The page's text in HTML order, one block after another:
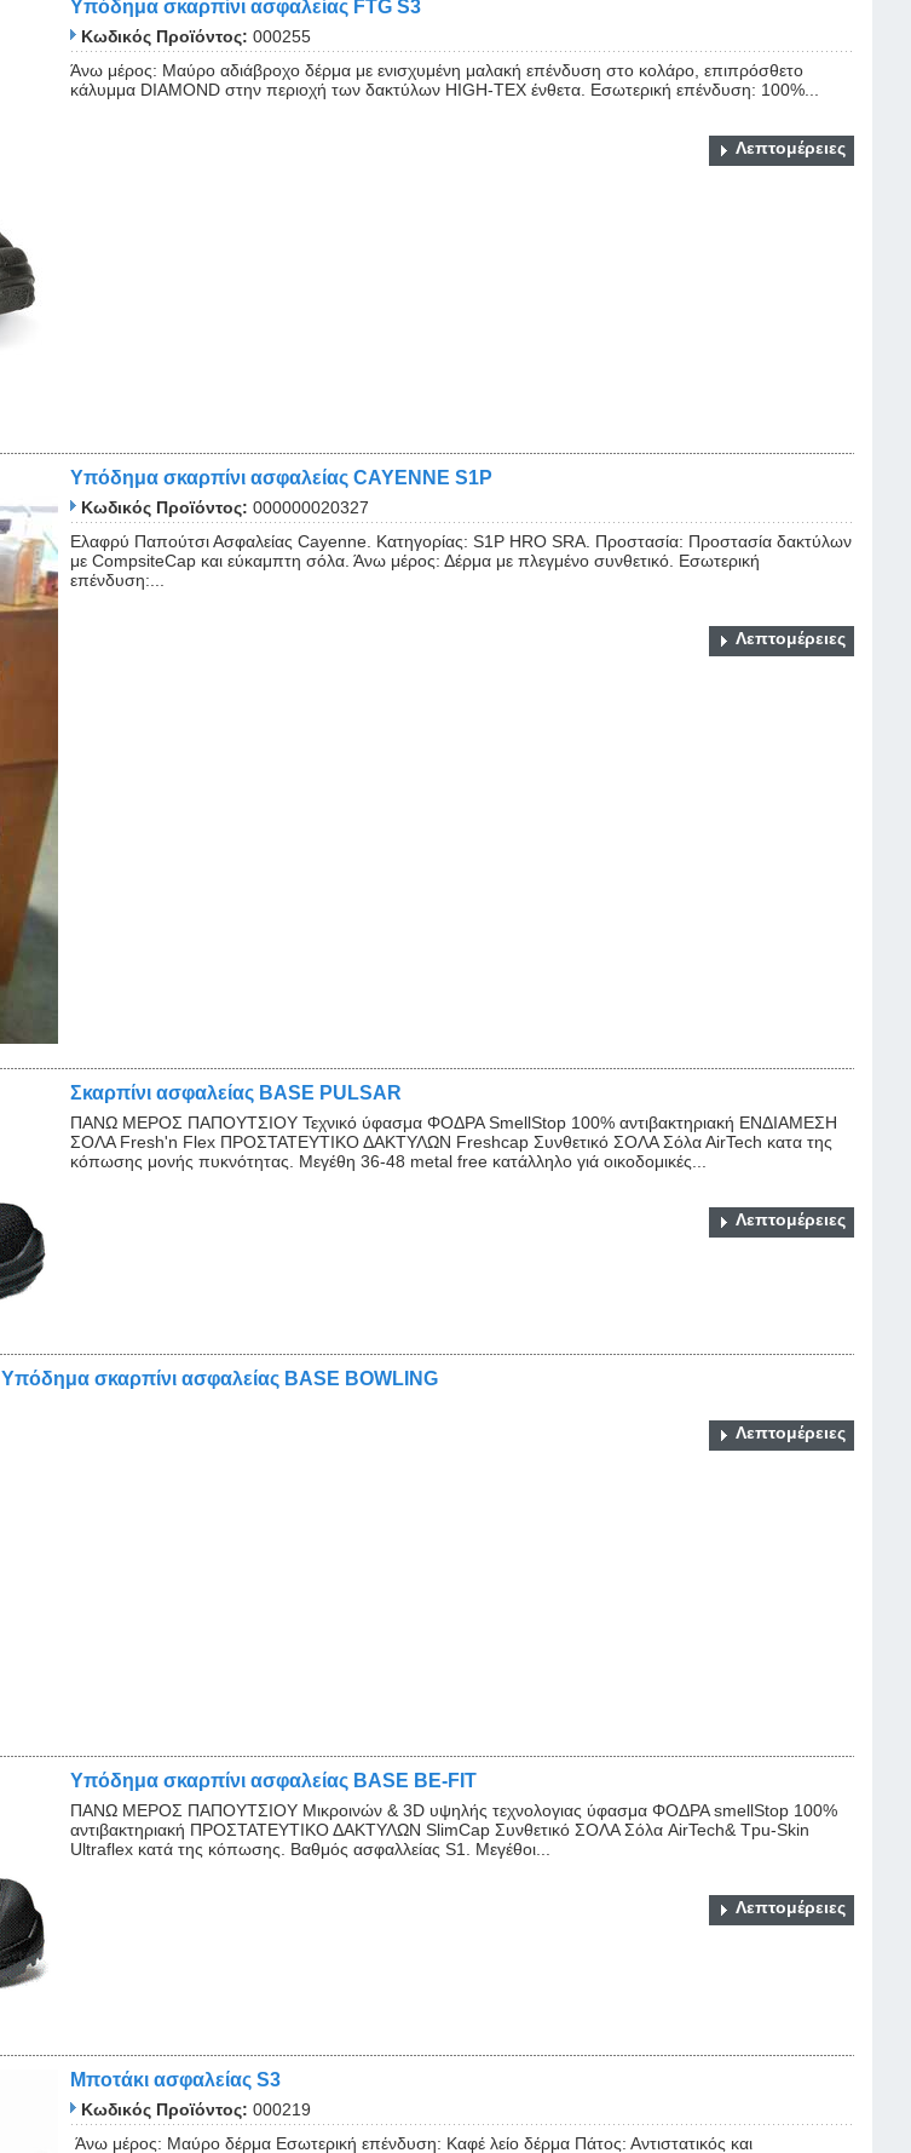
Υπόδημα σκαρπίνι ασφαλείας FTG S3
Κωδικός Προϊόντος: 000255
Άνω μέρος: Μαύρο αδιάβροχο δέρμα με ενισχυμένη μαλακή επένδυση στο κολάρο, επιπρόσθετο
κάλυμμα DIAMOND στην περιοχή των δακτύλων HIGH-TEX ένθετα. Εσωτερική επένδυση: 100%...
Λεπτομέρειες
Υπόδημα σκαρπίνι ασφαλείας CAYENNE S1P
Κωδικός Προϊόντος: 000000020327
Ελαφρύ Παπούτσι Ασφαλείας Cayenne. Κατηγορίας: S1P HRO SRA. Προστασία: Προστασία δακτύλων
με CompsiteCap και εύκαμπτη σόλα. Άνω μέρος: Δέρμα με πλεγμένο συνθετικό. Εσωτερική
επένδυση:...
Λεπτομέρειες
Σκαρπίνι ασφαλείας BASE PULSAR
ΠΑΝΩ ΜΕΡΟΣ ΠΑΠΟΥΤΣΙΟΥ Τεχνικό ύφασμα ΦΟΔΡΑ SmellStop 100% αντιβακτηριακή ΕΝΔΙΑΜΕΣΗ
ΣΟΛΑ Fresh'n Flex ΠΡΟΣΤΑΤΕΥΤΙΚΟ ΔΑΚΤΥΛΩΝ Freshcap Συνθετικό ΣΟΛΑ Σόλα ΑirTech κατα της
κόπωσης μονής πυκνότητας. Μεγέθη 36-48 metal free κατάλληλο γιά οικοδομικές...
Λεπτομέρειες
Υπόδημα σκαρπίνι ασφαλείας BASE BOWLING
Λεπτομέρειες
Υπόδημα σκαρπίνι ασφαλείας BASE BE-FIT
ΠΑΝΩ ΜΕΡΟΣ ΠΑΠΟΥΤΣΙΟΥ Μικροινών & 3D υψηλής τεχνολογιας ύφασμα ΦΟΔΡΑ smellStop 100%
αντιβακτηριακή ΠΡΟΣΤΑΤΕΥΤΙΚΟ ΔΑΚΤΥΛΩΝ SlimCap Συνθετικό ΣΟΛΑ Σόλα AirTech& Tpu-Skin
Ultraflex κατά της κόπωσης. Βαθμός ασφαλλείας S1. Mεγέθοι...
Λεπτομέρειες
Μποτάκι ασφαλείας S3
Κωδικός Προϊόντος: 000219
Άνω μέρος: Μαύρο δέρμα Εσωτερική επένδυση: Καφέ λείο δέρμα Πάτος: Αντιστατικός και